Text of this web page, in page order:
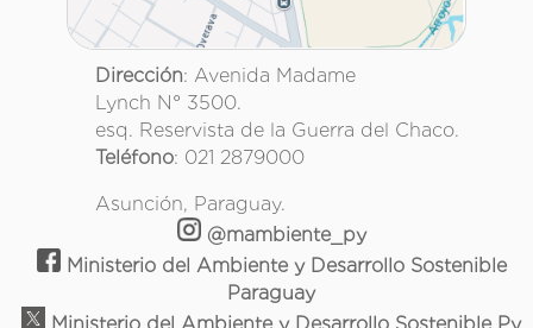
Dirección: Avenida Madame
Lynch N° 3500.
esq. Reservista de la Guerra del Chaco.
Teléfono: 021 2879000
Asunción, Paraguay.
@mambiente_py
Ministerio del Ambiente y Desarrollo Sostenible
Paraguay